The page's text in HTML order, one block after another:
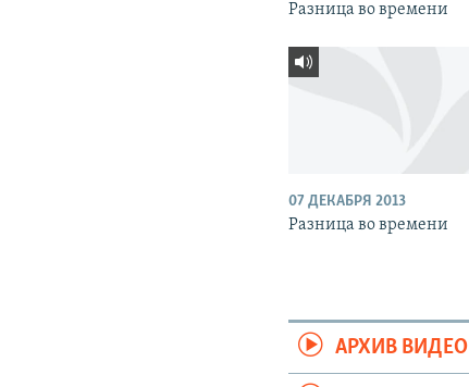
Разница во времени
07 ДЕКАБРЯ 2013
Разница во времени
АРХИВ ВИДЕО